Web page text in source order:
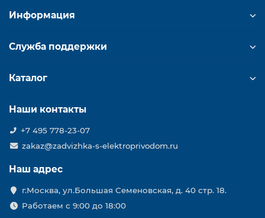
Информация
Служба поддержки
Каталог
Наши контакты
+7 495 778-23-07
zakaz@zadvizhka-s-elektroprivodom.ru
Наш адрес
г.Москва, ул.Большая Семеновская, д. 40 стр. 18.
Работаем с 9:00 до 18:00